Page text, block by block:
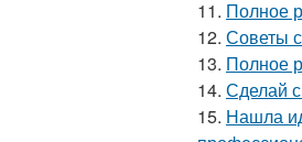
11. Полное
12. Советы
13. Полное
14. Сделай
15. Нашла